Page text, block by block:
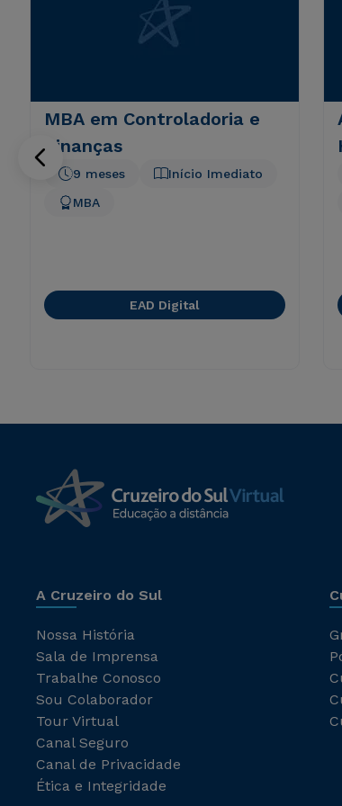
MBA em Controladoria e
Finanças
Início Imediato
9 meses
MBA
EAD Digital
A Cruzeiro do Sul
Nossa História
Sala de Imprensa
Trabalhe Conosco
Sou Colaborador
Tour Virtual
Canal Seguro
Canal de Privacidade
Ética e Integridade